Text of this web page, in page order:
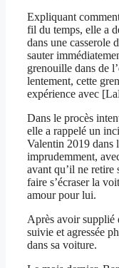
Expliquant
fil du temps, elle a
dans une casserole
sauter
grenouille dans de
lentement, cette
expérience avec
Dans le procès
elle a rappelé un
Valentin 2019 dans
imprudemment,
avant qu’il ne retire
faire s’écraser la
amour pour lui.
Après avoir supplié
suivie et agressée
dans sa voiture.